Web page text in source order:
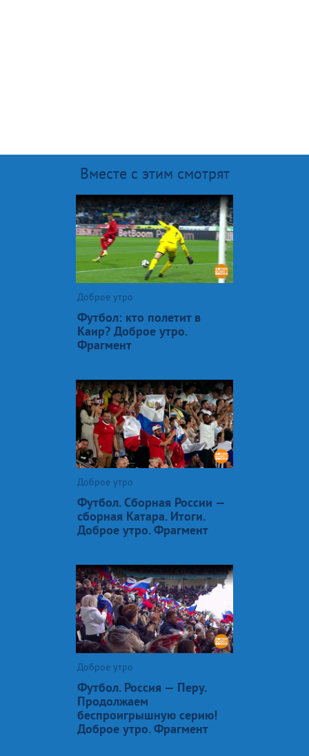
Вместе с этим смотрят
Доброе утро
Футбол: кто полетит в
Каир? Доброе утро.
Фрагмент
Доброе утро
Футбол. Сборная России —
сборная Катара. Итоги.
Доброе утро. Фрагмент
Доброе утро
Футбол. Россия — Перу.
Продолжаем
беспроигрышную серию!
Доброе утро. Фрагмент